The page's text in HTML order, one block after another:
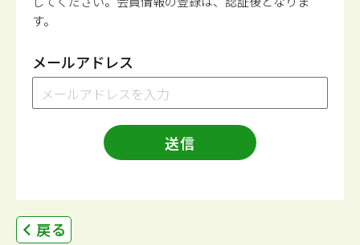
す。
メールアドレス
送信
戻る